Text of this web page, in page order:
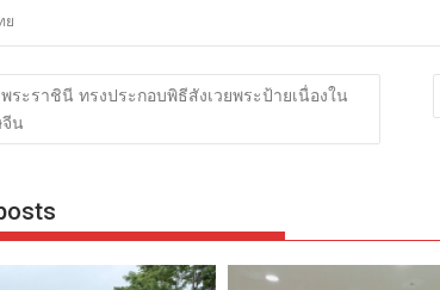
ย
ระราชินี ทรงประกอบพิธีสังเวยพระป้ายเนื่องใน
น